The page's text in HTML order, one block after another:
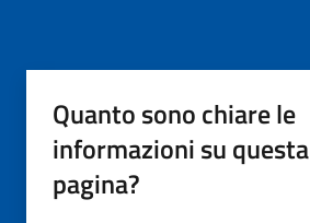
Quanto sono chiare le
informazioni su questa
pagina?